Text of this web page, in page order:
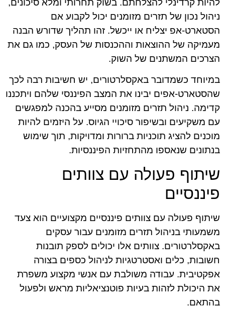
להיות קרדינלי להצלחתם. בשוק תחרותי ומלא סיכונים,
ניהול נכון של תזרים מזומנים יכול לקבוע אם
הסטארט-אפ יצליח או ייכשל. זהו תהליך שדורש הבנה
מעמיקה של ההוצאות וההכנסות של העסק, כמו גם את
הצרכים המשתנים של השוק.
במיוחד כשמדובר באקסלרטורים, יש חשיבות רבה לכך
שהסטארט-אפים יבינו את המצב הפיננסי שלהם ויתכננו
קדימה. ניהול תזרים מזומנים מסייע בהכנה למפגשים
עם משקיעים ובשיפור סיכויי הגיוס. על היזמים להיות
מוכנים להציג תוכניות ברורות ומדויקות, תוך שימוש
בנתונים שנאספו מהתחזיות הפיננסיות.
שיתוף פעולה עם צוותים
פיננסיים
שיתוף פעולה עם צוותים פיננסיים מקצועיים הוא צעד
משמעותי בניהול תזרים מזומנים עבור עסקים
באקסלרטורים. צוותים אלו יכולים לספק תובנות
חשובות, כלים ואסטרטגיות לניהול כספים בצורה
אפקטיבית. עבודה משולבת עם אנשי מקצוע משפרת
את היכולת לזהות בעיות פוטנציאליות מראש ולפעול
בהתאם.